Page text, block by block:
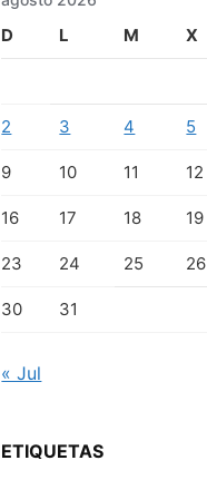
D L M X
2 3 4 5
9 10 11 12
16 17 18 19
23 24 25 26
30 31
« Jul
ETIQUETAS